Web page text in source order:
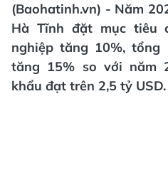
(Baohatinh.vn) - Năm
Hà Tĩnh đặt mục tiêu
nghiệp tăng 10%,
tăng 15% so với năm
khẩu đạt trên 2,5 tỷ USD.